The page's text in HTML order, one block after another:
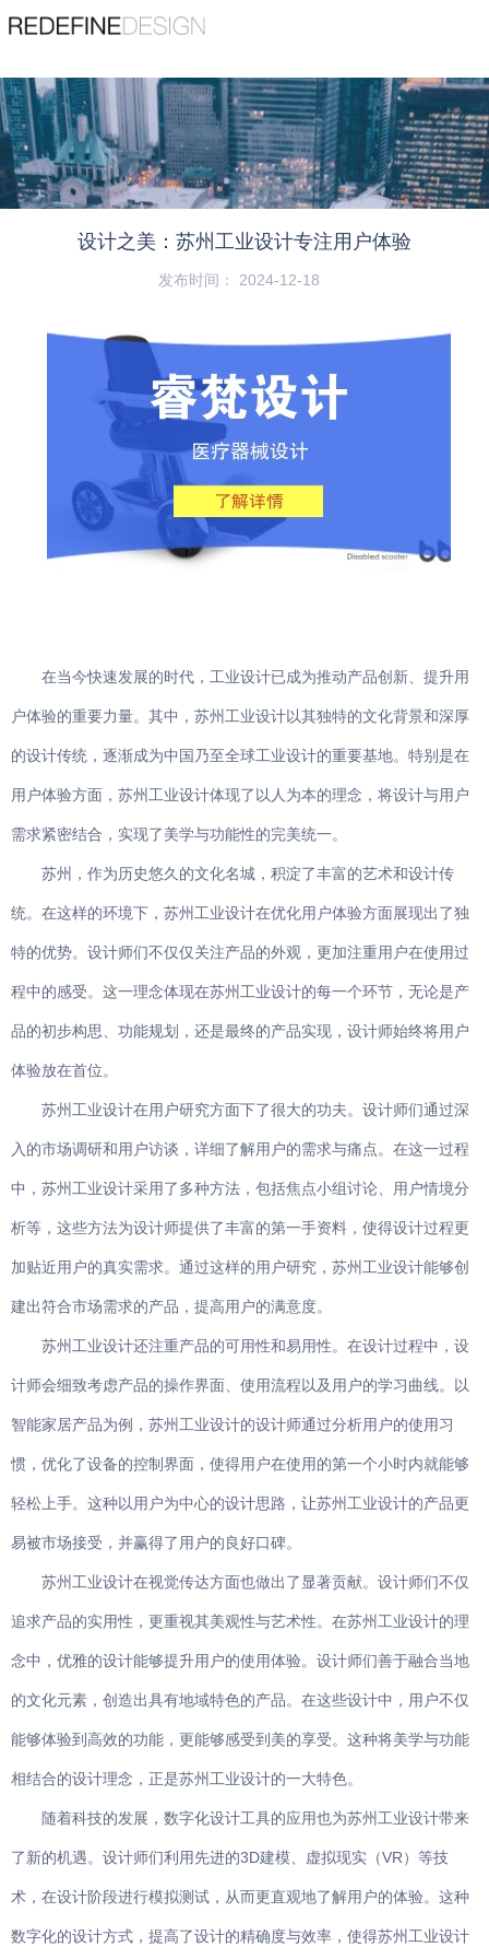
苏州睿梵工业设计有限公司
Suzhou Ruifan Industrial Design Co., Ltd
服务热线
189 1353 7782
精品案例 查看更多
宠物用品
机器人
吸尘器
医疗器械
智能家电
动态 /公司动态 / 设计之美：苏州工业设计专注用户体验
设计之美：苏州工业设计专注用户体验
发布时间： 2024-12-18
在当今快速发展的时代，工业设计已成为推动产品创新、提升用
户体验的重要力量。其中，苏州工业设计以其独特的文化背景和深厚
的设计传统，逐渐成为中国乃至全球工业设计的重要基地。特别是在
用户体验方面，苏州工业设计体现了以人为本的理念，将设计与用户
需求紧密结合，实现了美学与功能性的完美统一。
苏州，作为历史悠久的文化名城，积淀了丰富的艺术和设计传
统。在这样的环境下，苏州工业设计在优化用户体验方面展现出了独
特的优势。设计师们不仅仅关注产品的外观，更加注重用户在使用过
程中的感受。这一理念体现在苏州工业设计的每一个环节，无论是产
品的初步构思、功能规划，还是最终的产品实现，设计师始终将用户
体验放在首位。
苏州工业设计在用户研究方面下了很大的功夫。设计师们通过深
入的市场调研和用户访谈，详细了解用户的需求与痛点。在这一过程
中，苏州工业设计采用了多种方法，包括焦点小组讨论、用户情境分
析等，这些方法为设计师提供了丰富的第一手资料，使得设计过程更
加贴近用户的真实需求。通过这样的用户研究，苏州工业设计能够创
建出符合市场需求的产品，提高用户的满意度。
苏州工业设计还注重产品的可用性和易用性。在设计过程中，设
计师会细致考虑产品的操作界面、使用流程以及用户的学习曲线。以
智能家居产品为例，苏州工业设计的设计师通过分析用户的使用习
惯，优化了设备的控制界面，使得用户在使用的第一个小时内就能够
轻松上手。这种以用户为中心的设计思路，让苏州工业设计的产品更
易被市场接受，并赢得了用户的良好口碑。
苏州工业设计在视觉传达方面也做出了显著贡献。设计师们不仅
追求产品的实用性，更重视其美观性与艺术性。在苏州工业设计的理
念中，优雅的设计能够提升用户的使用体验。设计师们善于融合当地
的文化元素，创造出具有地域特色的产品。在这些设计中，用户不仅
能够体验到高效的功能，更能够感受到美的享受。这种将美学与功能
相结合的设计理念，正是苏州工业设计的一大特色。
随着科技的发展，数字化设计工具的应用也为苏州工业设计带来
了新的机遇。设计师们利用先进的3D建模、虚拟现实（VR）等技
术，在设计阶段进行模拟测试，从而更直观地了解用户的体验。这种
数字化的设计方式，提高了设计的精确度与效率，使得苏州工业设计